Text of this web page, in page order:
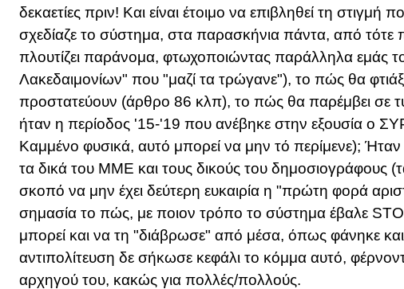
δεκαετίες πριν! Και είναι έτοιμο να επιβληθεί τη στιγμή
σχεδίαζε το σύστημα, στα παρασκήνια πάντα, από τότε
πλουτίζει παράνομα, φτωχοποιώντας παράλληλα εμάς
Λακεδαιμονίων" που "μαζί τα τρώγανε"), το πώς θα
προστατεύουν (άρθρο 86 κλπ), το πώς θα παρέμβει σε
ήταν η περίοδος '15-'19 που ανέβηκε στην εξουσία ο
Καμμένο φυσικά, αυτό μπορεί να μην τό περίμενε);
τα δικά του ΜΜΕ και τους δικούς του δημοσιογράφους
σκοπό να μην έχει δεύτερη ευκαιρία η "πρώτη φορά
σημασία το πώς, με ποιον τρόπο το σύστημα έβαλε
μπορεί και να τη "διάβρωσε" από μέσα, όπως φάνηκε
αντιπολίτευση δε σήκωσε κεφάλι το κόμμα αυτό,
αρχηγού του, κακώς για πολλές/πολλούς.